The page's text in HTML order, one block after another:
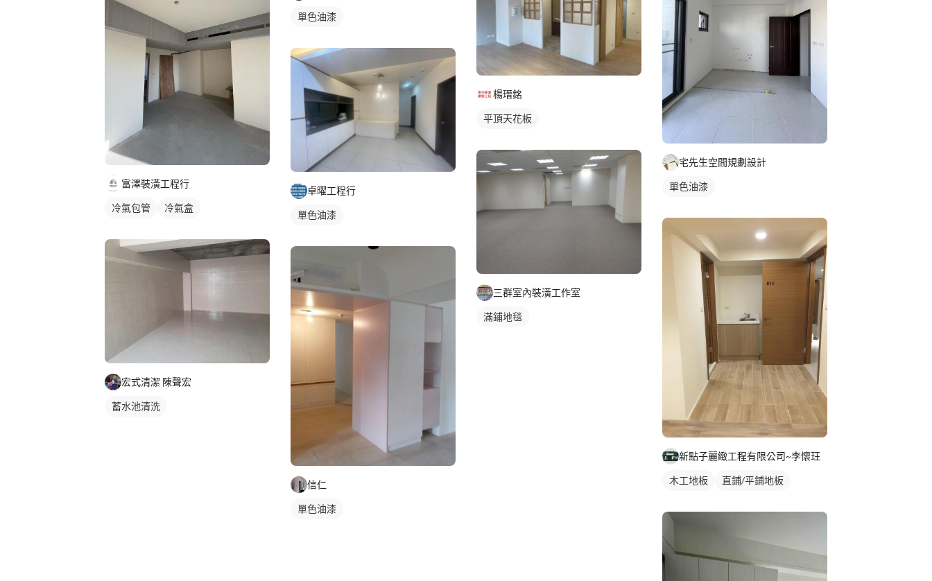
富澤裝潢工程行
冷氣包管 冷氣盒
宏式清潔 陳聲宏
蓄水池清洗
單色油漆
卓曜工程行
單色油漆
信仁
單色油漆
楊瑨銘
平頂天花板
三群室內裝潢工作室
滿鋪地毯
宅先生空間規劃設計
單色油漆
新點子麗緻工程有限公司~李懷玨
木工地板 直鋪/平鋪地板